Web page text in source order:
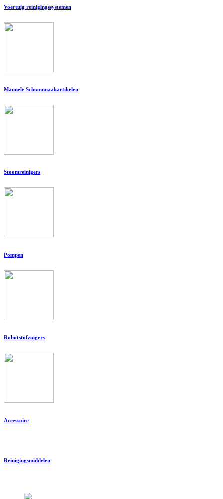
Voertuig reinigingssystemen
Manuele Schoonmaakartikelen
Stoomreinigers
Pompen
Robotstofzuigers
Accessoire
Reinigingsmiddelen